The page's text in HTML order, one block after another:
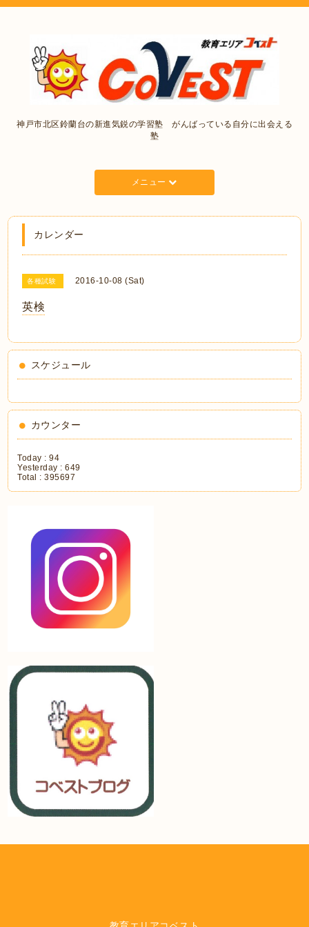
神戸市北区鈴蘭台の新進気鋭の学習塾 がんばっている自分に出会える
塾
メニュー
カレンダー
各種試験 2016-10-08 (Sat)
英検
スケジュール
カウンター
Today :94
Yesterday :649
Total :395697